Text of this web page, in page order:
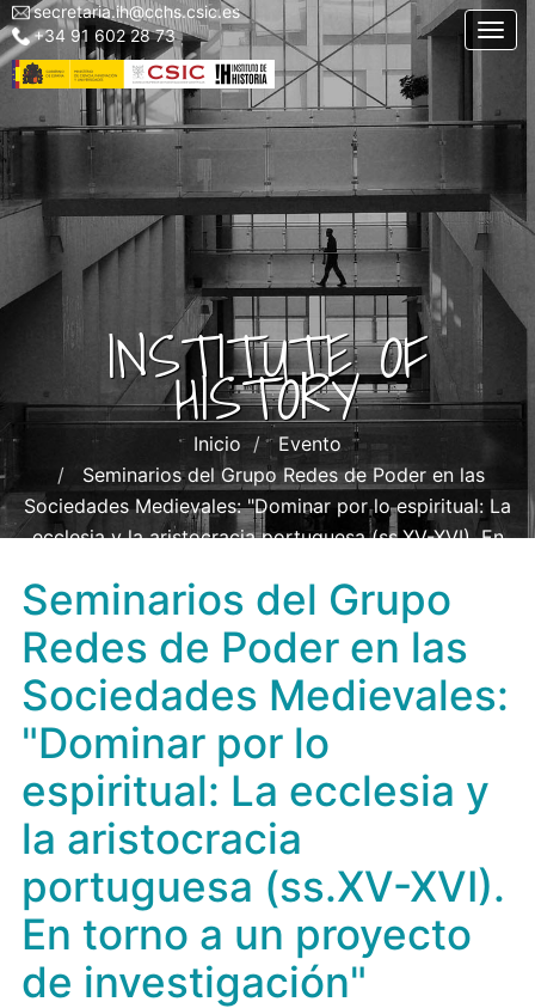
Skip
to
main
Menu
top
left
secretaria.ih@cchs.csic.es
+34 91 602 28 73
INSTITUTE OF
HISTORY
Inicio
Evento
Seminarios del Grupo Redes de Poder en las
Sociedades Medievales: "Dominar por lo espiritual: La
ecclesia y la aristocracia portuguesa (ss.XV-XVI). En
Seminarios del Grupo
Redes de Poder en las
Sociedades Medievales:
"Dominar por lo
espiritual: La ecclesia y
la aristocracia
portuguesa (ss.XV-XVI).
En torno a un proyecto
de investigación"